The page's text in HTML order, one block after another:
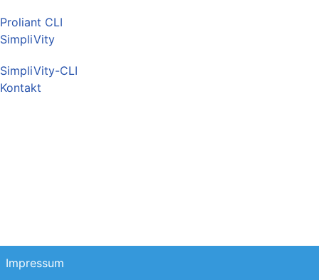
Proliant CLI
SimpliVity
SimpliVity-CLI
Kontakt
Impressum